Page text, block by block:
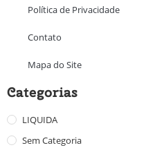
Política de Privacidade
Contato
Mapa do Site
Categorias
LIQUIDA
Sem Categoria